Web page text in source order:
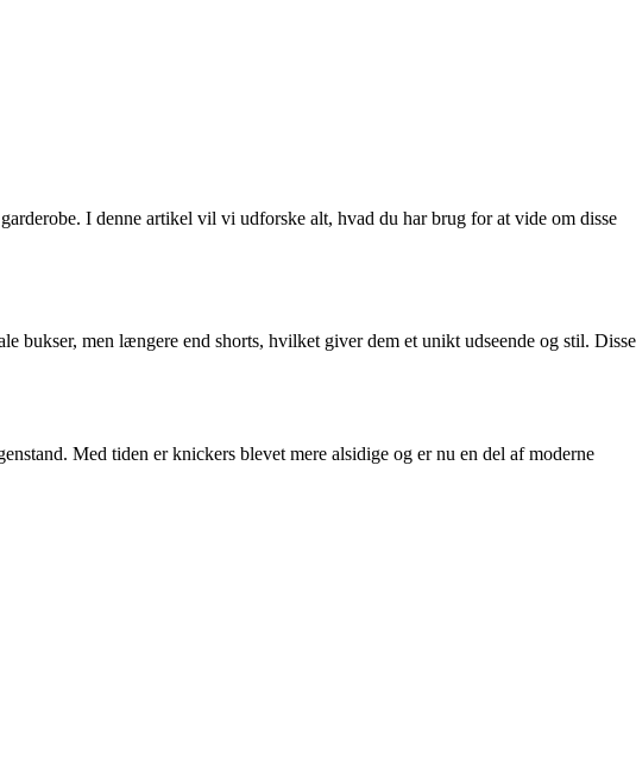
I denne artikel vil vi udforske alt, hvad du har brug for at vide om disse
bukser, men længere end shorts, hvilket giver dem et unikt udseende og stil. Disse
Med tiden er knickers blevet mere alsidige og er nu en del af moderne